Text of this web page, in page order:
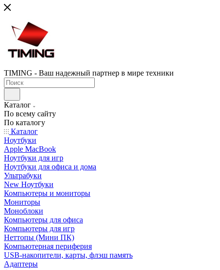
TIMING - Ваш надежный партнер в мире техники
Каталог
По всему сайту
По каталогу
Каталог
Ноутбуки
Apple MacBook
Ноутбуки для игр
Ноутбуки для офиса и дома
Ультрабуки
New Ноутбуки
Компьютеры и мониторы
Мониторы
Моноблоки
Компьютеры для офиса
Компьютеры для игр
Неттопы (Мини ПК)
Компьютерная периферия
USB-накопители, карты, флэш память
Адаптеры